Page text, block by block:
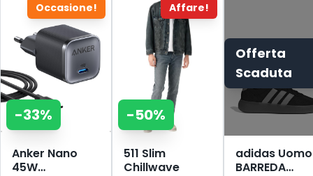
Occasione!
-33%
Anker Nano
45W
Affare!
-50%
511 Slim
Chillwave
Offerta
Scaduta
adidas Uomo
BARREDA